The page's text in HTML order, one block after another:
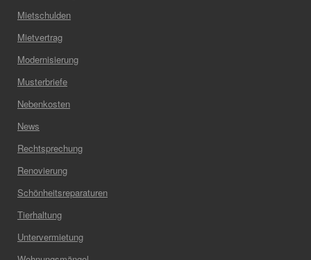
Mietschulden
Mietvertrag
Modernisierung
Musterbriefe
Nebenkosten
News
Rechtsprechung
Renovierung
Schönheitsreparaturen
Tierhaltung
Untervermietung